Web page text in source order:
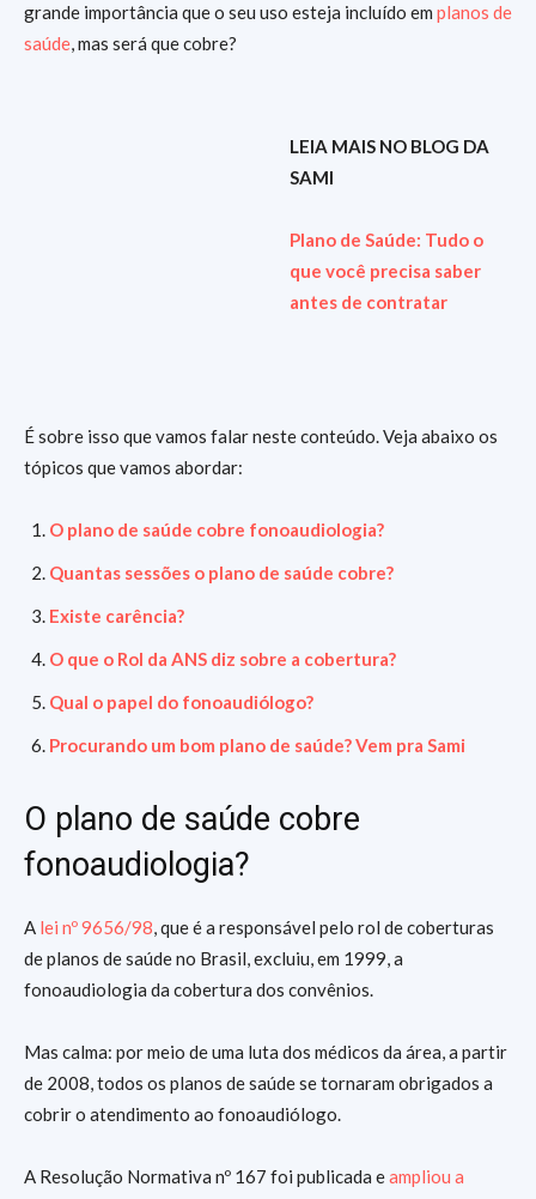
grande importância que o seu uso esteja incluído em planos de
saúde, mas será que cobre?
LEIA MAIS NO BLOG DA
SAMI
Plano de Saúde: Tudo o
que você precisa saber
antes de contratar
É sobre isso que vamos falar neste conteúdo. Veja abaixo os
tópicos que vamos abordar:
O plano de saúde cobre fonoaudiologia?
Quantas sessões o plano de saúde cobre?
Existe carência?
O que o Rol da ANS diz sobre a cobertura?
Qual o papel do fonoaudiólogo?
Procurando um bom plano de saúde? Vem pra Sami
O plano de saúde cobre
fonoaudiologia?
A lei nº 9656/98, que é a responsável pelo rol de coberturas
de planos de saúde no Brasil, excluiu, em 1999, a
fonoaudiologia da cobertura dos convênios.
Mas calma: por meio de uma luta dos médicos da área, a partir
de 2008, todos os planos de saúde se tornaram obrigados a
cobrir o atendimento ao fonoaudiólogo.
A Resolução Normativa nº 167 foi publicada eampliou a